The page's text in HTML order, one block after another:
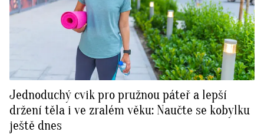
Jednoduchý cvik pro pružnou páteř a lepší
držení těla i ve zralém věku: Naučte se kobylku
ještě dnes